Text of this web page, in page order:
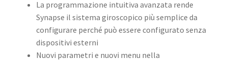
La programmazione intuitiva avanzata rende
Synapse il sistema giroscopico più semplice da
configurare perché può essere configurato senza
dispositivi esterni
Nuovi parametri e nuovi menu nella